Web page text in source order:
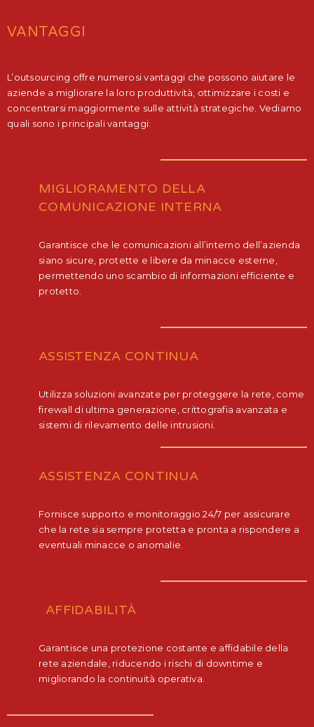
VANTAGGI
L’outsourcing offre numerosi vantaggi che possono aiutare le
aziende a migliorare la loro produttività, ottimizzare i costi e
concentrarsi maggiormente sulle attività strategiche. Vediamo
quali sono i principali vantaggi:
MIGLIORAMENTO DELLA
COMUNICAZIONE INTERNA
Garantisce che le comunicazioni all’interno dell’azienda
siano sicure, protette e libere da minacce esterne,
permettendo uno scambio di informazioni efficiente e
protetto.
ASSISTENZA CONTINUA
Utilizza soluzioni avanzate per proteggere la rete, come
firewall di ultima generazione, crittografia avanzata e
sistemi di rilevamento delle intrusioni.
ASSISTENZA CONTINUA
Fornisce supporto e monitoraggio 24/7 per assicurare
che la rete sia sempre protetta e pronta a rispondere a
eventuali minacce o anomalie.
AFFIDABILITÀ
Garantisce una protezione costante e affidabile della
rete aziendale, riducendo i rischi di downtime e
migliorando la continuità operativa.